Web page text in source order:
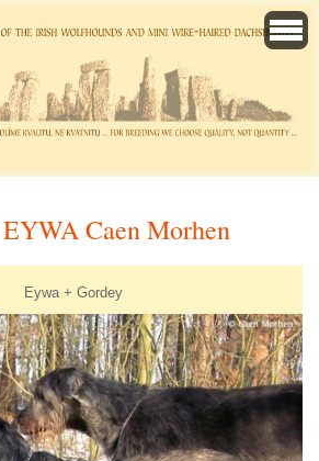
Caen Morhen
Eywa + Gordey